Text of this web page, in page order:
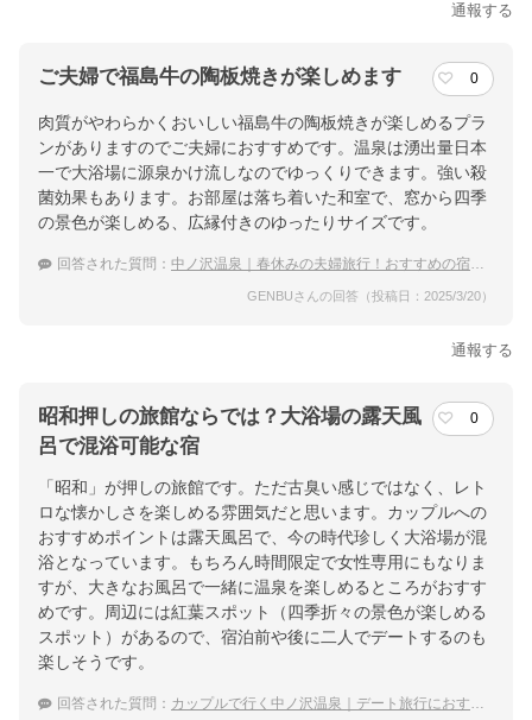
通報する
ご夫婦で福島牛の陶板焼きが楽しめます 0
肉質がやわらかくおいしい福島牛の陶板焼きが楽しめるプラ
ンがありますのでご夫婦におすすめです。温泉は湧出量日本
一で大浴場に源泉かけ流しなのでゆっくりできます。強い殺
菌効果もあります。お部屋は落ち着いた和室で、窓から四季
の景色が楽しめる、広縁付きのゆったりサイズです。
回答された質問： 中ノ沢温泉｜春休みの夫婦旅行！おすすめの宿は？
GENBUさんの回答（投稿日：2025/3/20）
通報する
昭和押しの旅館ならでは？大浴場の露天風
呂で混浴可能な宿
0
「昭和」が押しの旅館です。ただ古臭い感じではなく、レト
ロな懐かしさを楽しめる雰囲気だと思います。カップルへの
おすすめポイントは露天風呂で、今の時代珍しく大浴場が混
浴となっています。もちろん時間限定で女性専用にもなりま
すが、大きなお風呂で一緒に温泉を楽しめるところがおすす
めです。周辺には紅葉スポット（四季折々の景色が楽しめる
スポット）があるので、宿泊前や後に二人でデートするのも
楽しそうです。
回答された質問： カップルで行く中ノ沢温泉｜デート旅行におすすめの温泉宿が知りたい！